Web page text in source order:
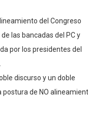
del Congreso
las bancadas del PC y
por los presidentes del
discurso y un doble
postura de NO